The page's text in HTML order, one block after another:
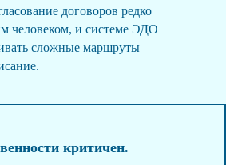
договоров редко
человеком, и системе ЭДО
сложные маршруты
критичен.